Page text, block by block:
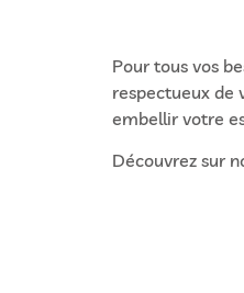
Pour tous vos
respectueux de
embellir votre
Découvrez sur